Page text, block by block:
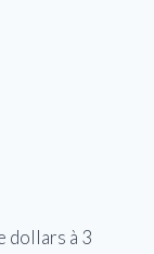
dollars à 3